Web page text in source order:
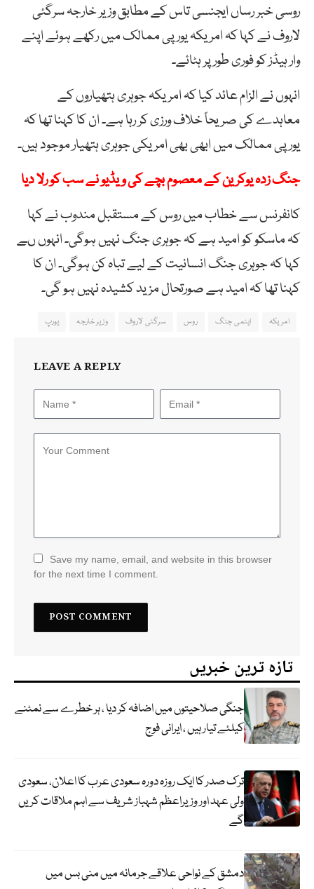
روسی خبر رساں ایجنسی تاس کے مطابق وزیر خارجہ سرگئی
لاروف نے کہا کہ امریکہ یورپی ممالک میں رکھے ہوئے اپنے
وار ہیڈز کو فوری طور پر ہٹائے۔
انہوں نے الزام عائد کیا کہ امریکہ جوہری ہتھیاروں کے
معاہدے کی صریحاً خلاف ورزی کر رہا ہے۔ ان کا کہنا تھا کہ
یورپی ممالک میں ابھی بھی امریکی جوہری ہتھیار موجود ہیں۔
جنگ زدہ یوکرین کے معصوم بچے کی ویڈیو نے سب کو رلا دیا
کانفرنس سے خطاب میں روس کے مستقبل مندوب نے کہا
کہ ماسکو کو امید ہے کہ جوہری جنگ نہیں ہوگی۔ انہوں ںے
کہا کہ جوہری جنگ انسانیت کے لیے تباہ کن ہوگی۔ ان کا
کہنا تھا کہ امید ہے صورتحال مزید کشیدہ نہیں ہو گی۔
امریکہ ایٹمی جنگ روس سرگئی لاروف وزیر خارجہ یورپ
LEAVE A REPLY
Save my name, email, and website in this browser
for the next time I comment.
تازہ ترین خبریں
جنگی صلاحیتوں میں اضافہ کر دیا ، ہر خطرے سے نمٹنے
کیلئے تیار ہیں ، ایرانی فوج
ترک صدر کا ایک روزہ دورہ سعودی عرب کا اعلان، سعودی
ولی عہد اور وزیراعظم شہباز شریف سے اہم ملاقات کریں
گے
دمشق کے نواحی علاقے جرمانہ میں منی بس میں